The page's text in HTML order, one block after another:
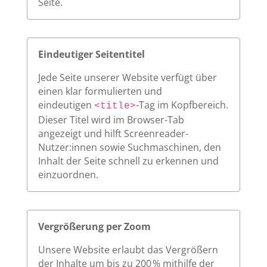
Eindeutiger Seitentitel
Jede Seite unserer Website verfügt über
einen klar formulierten und
eindeutigen <title>-Tag im Kopfbereich.
Dieser Titel wird im Browser-Tab
angezeigt und hilft Screenreader-
Nutzer:innen sowie Suchmaschinen, den
Inhalt der Seite schnell zu erkennen und
einzuordnen.
Vergrößerung per Zoom
Unsere Website erlaubt das Vergrößern
der Inhalte um bis zu 200 % mithilfe der